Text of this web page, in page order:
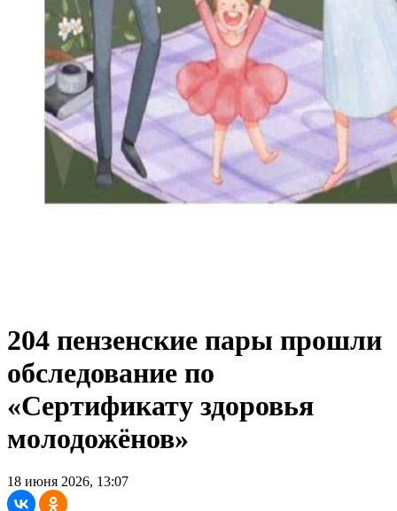
204 пензенские пары прошли
обследование по
«Сертификату здоровья
молодожёнов»
18 июня 2026, 13:07